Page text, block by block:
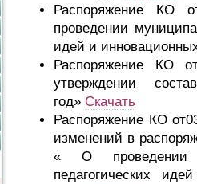
Распоряжение КО
проведении
идей и
Распоряжение КО
утверждении
год» Скачать
Распоряжение КО
изменений в
« О проведении
педагогических